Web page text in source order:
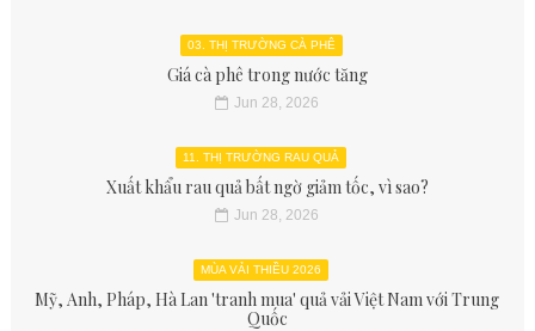
03. THỊ TRƯỜNG CÀ PHÊ
Giá cà phê trong nước tăng
Jun 28, 2026
11. THỊ TRƯỜNG RAU QUẢ
Xuất khẩu rau quả bất ngờ giảm tốc, vì sao?
Jun 28, 2026
MÙA VẢI THIỀU 2026
Mỹ, Anh, Pháp, Hà Lan 'tranh mua' quả vải Việt Nam với Trung
Quốc